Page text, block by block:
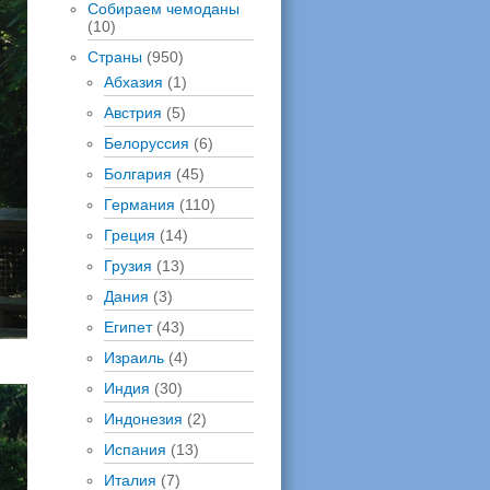
Собираем чемоданы
(10)
Страны (950)
Абхазия (1)
Австрия (5)
Белоруссия (6)
Болгария (45)
Германия (110)
Греция (14)
Грузия (13)
Дания (3)
Египет(43)
Израиль (4)
Индия (30)
Индонезия (2)
Испания (13)
Италия (7)